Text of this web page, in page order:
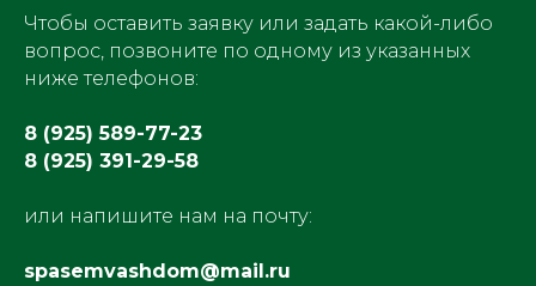
Чтобы оставить заявку или задать какой-либо
вопрос, позвоните по одному из указанных
ниже телефонов:
8 (925) 589-77-23
8 (925) 391-29-58
или напишите нам на почту:
spasemvashdom@mail.ru